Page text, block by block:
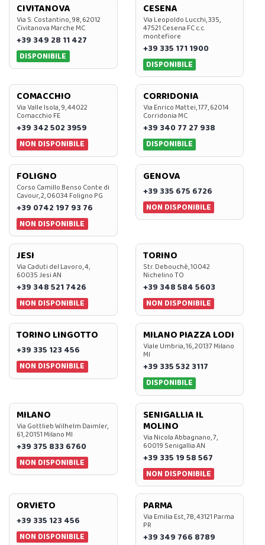
CIVITANOVA
Via S. Costantino, 98, 62012
Civitanova Marche MC
+39 349 28 11 427
DISPONIBILE
CESENA
Via Leopoldo Lucchi, 335,
47521 Cesena FC c.c.
montefiore
+39 335 171 1900
DISPONIBILE
COMACCHIO
Via Valle Isola, 9, 44022
Comacchio FE
+39 342 502 3959
NON DISPONIBILE
CORRIDONIA
Via Enrico Mattei, 177, 62014
Corridonia MC
+39 340 77 27 938
DISPONIBILE
FOLIGNO
Corso Camillo Benso Conte di
Cavour, 2, 06034 Foligno PG
+39 0742 197 93 76
NON DISPONIBILE
GENOVA
+39 335 675 6726
NON DISPONIBILE
JESI
Via Caduti del Lavoro, 4,
60035 Jesi AN
+39 348 521 7426
NON DISPONIBILE
TORINO
Str. Debouchè, 10042
Nichelino TO
+39 348 584 5603
NON DISPONIBILE
TORINO LINGOTTO
+39 335 123 456
NON DISPONIBILE
MILANO PIAZZA LODI
Viale Umbria, 16, 20137 Milano
MI
+39 335 532 3117
DISPONIBILE
MILANO
Via Gottlieb Wilhelm Daimler,
61, 20151 Milano MI
+39 375 833 6760
NON DISPONIBILE
SENIGALLIA IL
MOLINO
Via Nicola Abbagnano, 7,
60019 Senigallia AN
+39 335 19 58 567
NON DISPONIBILE
ORVIETO
+39 335 123 456
NON DISPONIBILE
PARMA
Via Emilia Est, 7B, 43121 Parma
PR
+39 349 766 8789